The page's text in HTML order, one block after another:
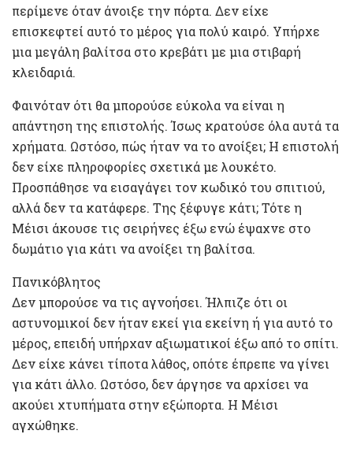
περίμενε όταν άνοιξε την πόρτα. Δεν είχε
επισκεφτεί αυτό το μέρος για πολύ καιρό. Υπήρχε
μια μεγάλη βαλίτσα στο κρεβάτι με μια στιβαρή
κλειδαριά.
Φαινόταν ότι θα μπορούσε εύκολα να είναι η
απάντηση της επιστολής. Ίσως κρατούσε όλα αυτά τα
χρήματα. Ωστόσο, πώς ήταν να το ανοίξει; Η επιστολή
δεν είχε πληροφορίες σχετικά με λουκέτο.
Προσπάθησε να εισαγάγει τον κωδικό του σπιτιού,
αλλά δεν τα κατάφερε. Της ξέφυγε κάτι; Τότε η
Μέισι άκουσε τις σειρήνες έξω ενώ έψαχνε στο
δωμάτιο για κάτι να ανοίξει τη βαλίτσα.
Πανικόβλητος
Δεν μπορούσε να τις αγνοήσει. Ήλπιζε ότι οι
αστυνομικοί δεν ήταν εκεί για εκείνη ή για αυτό το
μέρος, επειδή υπήρχαν αξιωματικοί έξω από το σπίτι.
Δεν είχε κάνει τίποτα λάθος, οπότε έπρεπε να γίνει
για κάτι άλλο. Ωστόσο, δεν άργησε να αρχίσει να
ακούει χτυπήματα στην εξώπορτα. Η Μέισι
αγχώθηκε.